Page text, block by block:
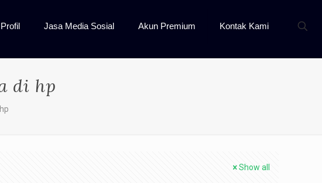
Profil Jasa Media Sosial Akun Premium Kontak Kami
di hp
Show all